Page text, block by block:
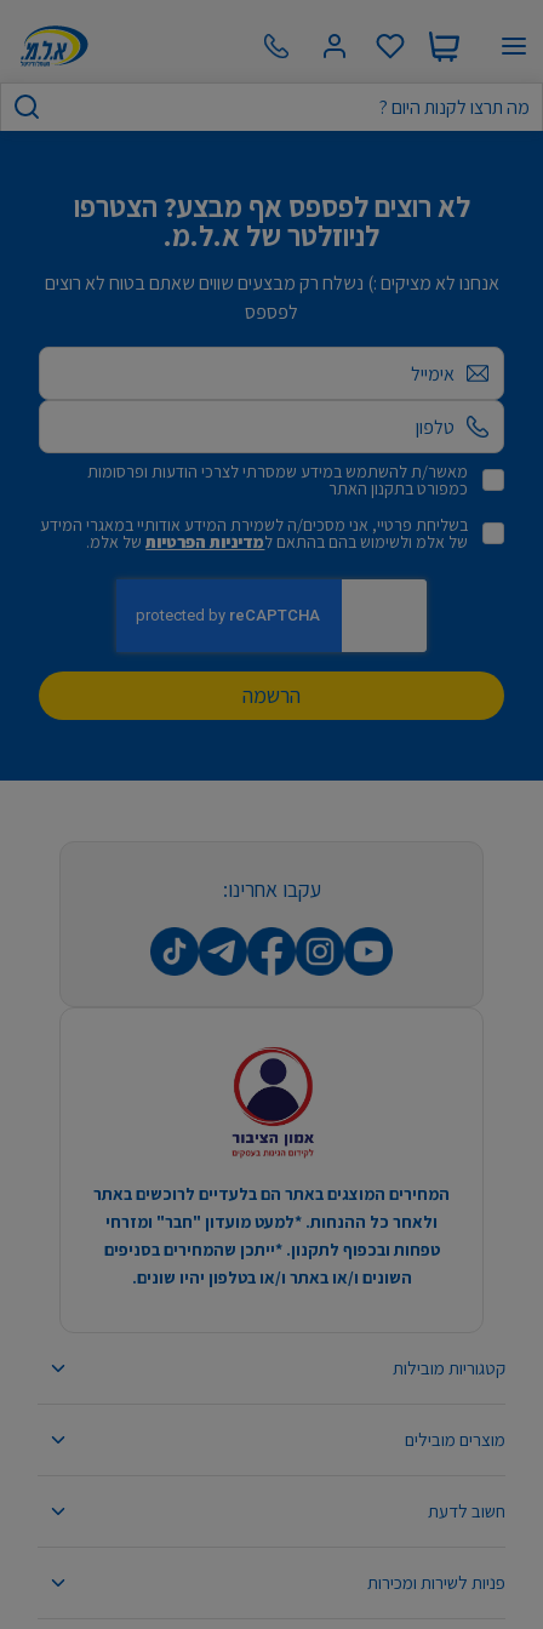
לא רוצים לפספס אף מבצע? הצטרפו
לניוזלטר של א.ל.מ.
אנחנו לא מציקים :) נשלח רק מבצעים שווים שאתם בטוח לא רוצים
לפספס
אימייל
מאשר/ת להשתמש במידע שמסרתי לצרכי הודעות ופרסומות
כמפורט בתקנון האתר
בשליחת פרטיי, אני מסכים/ה לשמירת המידע אודותיי במאגרי המידע
של אלמ ולשימוש בהם בהתאם למדיניות הפרטיותשל אלמ.
הרשמה
קטגוריות מובילות
מוצרים מובילים
חשוב לדעת
פניות לשירות ומכירות
עקבו אחרינו:
המחירים המוצגים באתר הם בלעדיים לרוכשים באתר
ולאחר כל ההנחות. *למעט מועדון "חבר" ומזרחי
טפחות ובכפוף לתקנון. *ייתכן שהמחירים בסניפים
השונים ו/או באתר ו/או בטלפון יהיו שונים.